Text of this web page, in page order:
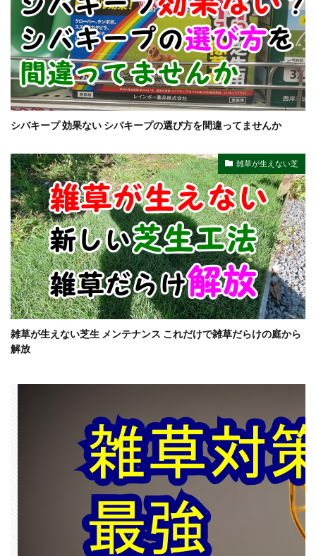
シバキープ 効果ない シバキープの選び方を間違ってませんか
雑草が生えない芝
雑草が生えない芝生 メンテナンス これだけで雑草だらけの庭から
解放